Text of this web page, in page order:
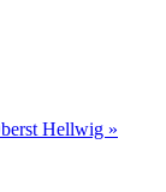
Hellwig »